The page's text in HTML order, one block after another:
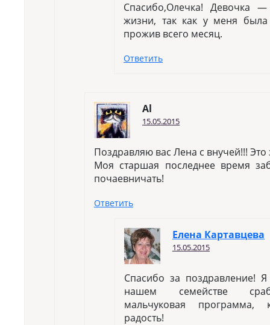
Спасибо,Олечка! Девочка
жизни, так как у меня
прожив всего месяц.
Ответить
Al
15.05.2015
Поздравляю вас Лена с внучей!!!
Моя старшая последнее время
почаевничать!
Ответить
Елена Картавцева
15.05.2015
Спасибо за поздравление!
нашем семействе
мальчуковая программа,
радость!